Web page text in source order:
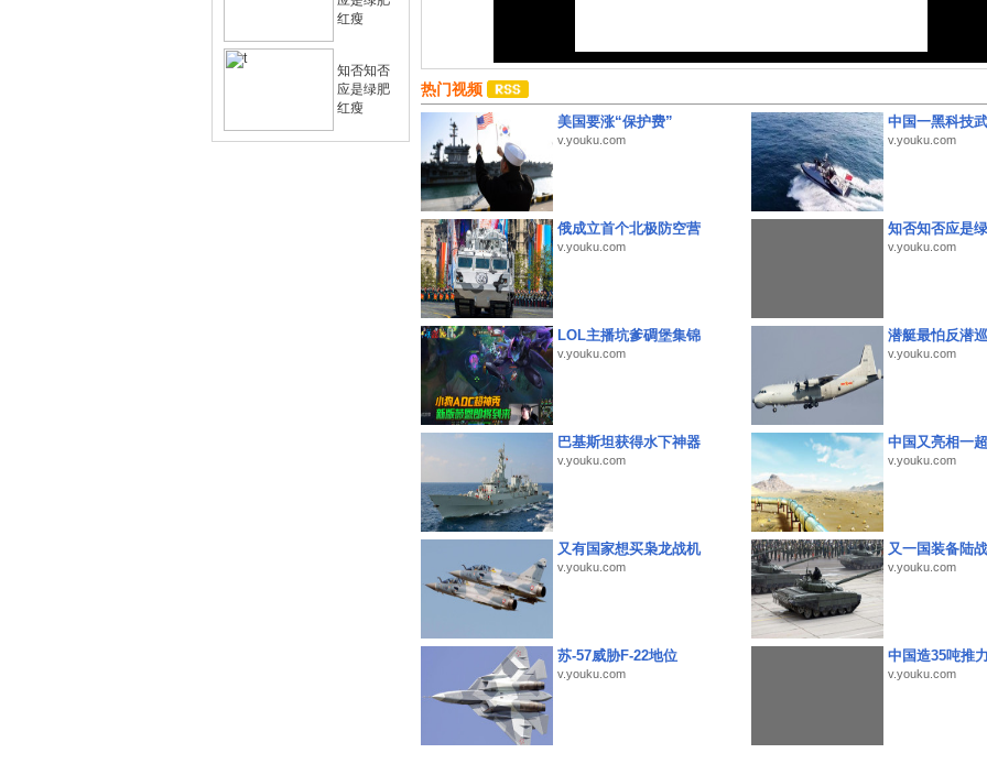
红瘦
知否知否
应是绿肥
红瘦
热门视频
美国要涨“保护费”
v.youku.com
中国一黑科技
v.youku.com
俄成立首个北极防空营
v.youku.com
知否知否应是
v.youku.com
LOL主播坑爹碉堡集锦
v.youku.com
潜艇最怕反潜
v.youku.com
巴基斯坦获得水下神器
v.youku.com
中国又亮相一
v.youku.com
又有国家想买枭龙战机
v.youku.com
又一国装备陆
v.youku.com
苏-57威胁F-22地位
v.youku.com
中国造35吨推
v.youku.com